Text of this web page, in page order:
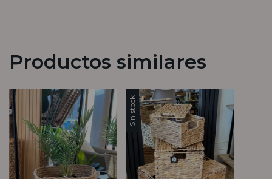
Productos similares
Sin stock